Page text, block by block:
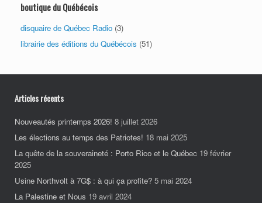
boutique du Québécois
disquaire de Québec Radio (3)
librairie des éditions du Québécois (51)
Articles récents
Nouveautés printemps 2026! 8 juillet 2026
Les élections au temps des Patriotes! 18 mai 2025
La quête de la souveraineté : Porto Rico et le Québec 19 février
2025
Usine Northvolt à 7G$ : à qui ça profite? 5 mai 2024
La Palestine et Nous 19 avril 2024